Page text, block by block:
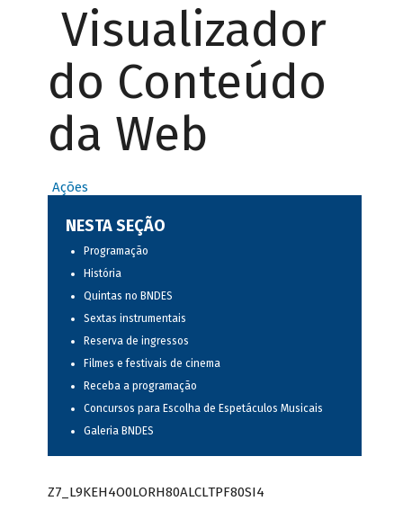
Visualizador
do Conteúdo
da Web
Ações
NESTA SEÇÃO
Programação
História
Quintas no BNDES
Sextas instrumentais
Reserva de ingressos
Filmes e festivais de cinema
Receba a programação
Concursos para Escolha de Espetáculos Musicais
Galeria BNDES
Z7_L9KEH4O0LORH80ALCLTPF80SI4